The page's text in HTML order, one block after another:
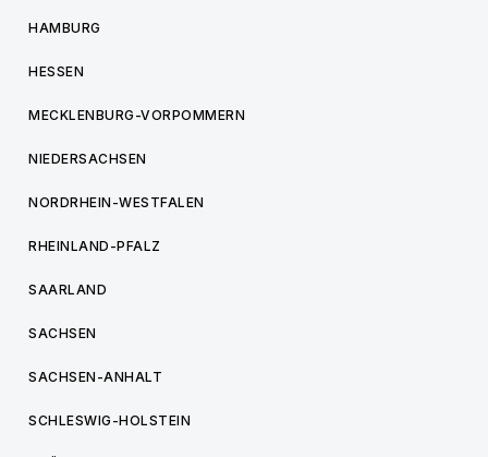
HAMBURG
HESSEN
MECKLENBURG-VORPOMMERN
NIEDERSACHSEN
NORDRHEIN-WESTFALEN
RHEINLAND-PFALZ
SAARLAND
SACHSEN
SACHSEN-ANHALT
SCHLESWIG-HOLSTEIN